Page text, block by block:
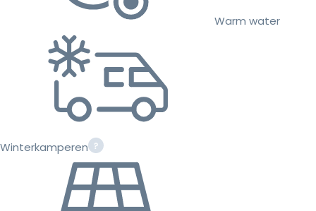
Warm water
Winterkamperen